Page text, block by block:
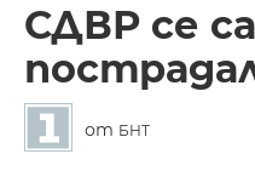
СДВР се
от БНТ